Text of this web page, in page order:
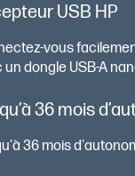
USB HP
vous
un dongle USB-A
36 mois
36 mois